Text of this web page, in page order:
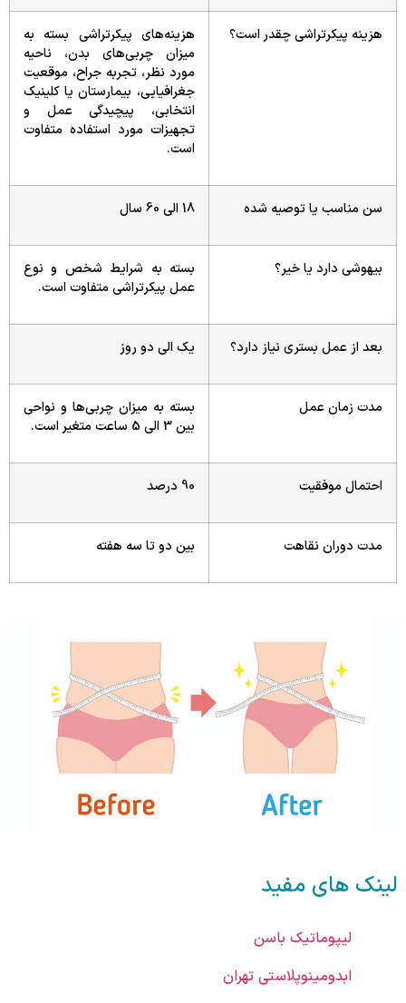
هزینه پیکرتراشی چقدر است؟
هزینه‌های پیکرتراشی بسته به
میزان چربی‌های بدن، ناحیه
مورد نظر، تجربه جراح، موقعیت
جغرافیایی، بیمارستان یا کلینیک
انتخابی، پیچیدگی عمل و
تجهیزات مورد استفاده متفاوت
است.
سن مناسب یا توصیه شده 18 الی 60 سال
بیهوشی دارد یا خیر؟
بسته به شرایط شخص و نوع
عمل پیکرتراشی متفاوت است.
بعد از عمل بستری نیاز دارد؟ یک الی دو روز
مدت زمان عمل
بسته به میزان چربی‌ها و نواحی
بین 3 الی 5 ساعت متغیر است.
احتمال موفقیت 90 درصد
مدت دوران نقاهت بین دو تا سه هفته
لینک های مفید
لیپوماتیک باسن
ابدومینوپلاستی تهران